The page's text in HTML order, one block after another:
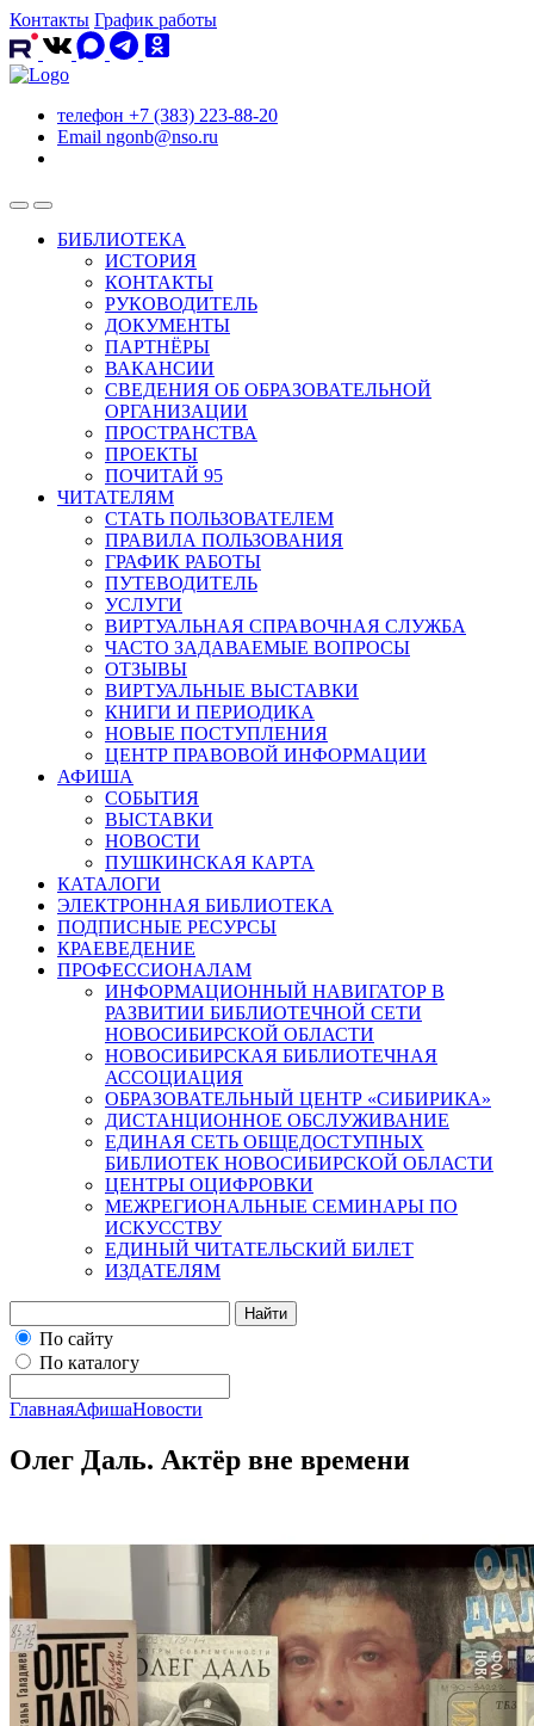
Контакты График работы
телефон +7 (383) 223-88-20
Email ngonb@nso.ru
БИБЛИОТЕКА
ИСТОРИЯ
КОНТАКТЫ
РУКОВОДИТЕЛЬ
ДОКУМЕНТЫ
ПАРТНЁРЫ
ВАКАНСИИ
СВЕДЕНИЯ ОБ ОБРАЗОВАТЕЛЬНОЙ
ОРГАНИЗАЦИИ
ПРОСТРАНСТВА
ПРОЕКТЫ
ПОЧИТАЙ 95
ЧИТАТЕЛЯМ
СТАТЬ ПОЛЬЗОВАТЕЛЕМ
ПРАВИЛА ПОЛЬЗОВАНИЯ
ГРАФИК РАБОТЫ
ПУТЕВОДИТЕЛЬ
УСЛУГИ
ВИРТУАЛЬНАЯ СПРАВОЧНАЯ СЛУЖБА
ЧАСТО ЗАДАВАЕМЫЕ ВОПРОСЫ
ОТЗЫВЫ
ВИРТУАЛЬНЫЕ ВЫСТАВКИ
КНИГИ И ПЕРИОДИКА
НОВЫЕ ПОСТУПЛЕНИЯ
ЦЕНТР ПРАВОВОЙ ИНФОРМАЦИИ
АФИША
СОБЫТИЯ
ВЫСТАВКИ
НОВОСТИ
ПУШКИНСКАЯ КАРТА
КАТАЛОГИ
ЭЛЕКТРОННАЯ БИБЛИОТЕКА
ПОДПИСНЫЕ РЕСУРСЫ
КРАЕВЕДЕНИЕ
ПРОФЕССИОНАЛАМ
ИНФОРМАЦИОННЫЙ НАВИГАТОР В
РАЗВИТИИ БИБЛИОТЕЧНОЙ СЕТИ
НОВОСИБИРСКОЙ ОБЛАСТИ
НОВОСИБИРСКАЯ БИБЛИОТЕЧНАЯ
АССОЦИАЦИЯ
ОБРАЗОВАТЕЛЬНЫЙ ЦЕНТР «СИБИРИКА»
ДИСТАНЦИОННОЕ ОБСЛУЖИВАНИЕ
ЕДИНАЯ СЕТЬ ОБЩЕДОСТУПНЫХ
БИБЛИОТЕК НОВОСИБИРСКОЙ ОБЛАСТИ
ЦЕНТРЫ ОЦИФРОВКИ
МЕЖРЕГИОНАЛЬНЫЕ СЕМИНАРЫ ПО
ИСКУССТВУ
ЕДИНЫЙ ЧИТАТЕЛЬСКИЙ БИЛЕТ
ИЗДАТЕЛЯМ
Найти
По сайту
По каталогу
ГлавнаяАфишаНовости
Олег Даль. Актёр вне времени